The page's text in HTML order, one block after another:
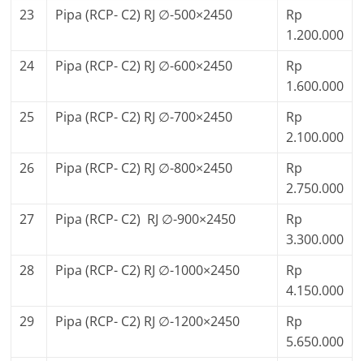
23
Pipa (RCP- C2) RJ ∅-500×2450
Rp
1.200.000
24
Pipa (RCP- C2) RJ ∅-600×2450
Rp
1.600.000
25
Pipa (RCP- C2) RJ ∅-700×2450
Rp
2.100.000
26
Pipa (RCP- C2) RJ ∅-800×2450
Rp
2.750.000
27
Pipa (RCP- C2) RJ ∅-900×2450
Rp
3.300.000
28
Pipa (RCP- C2) RJ ∅-1000×2450
Rp
4.150.000
29
Pipa (RCP- C2) RJ ∅-1200×2450
Rp
5.650.000